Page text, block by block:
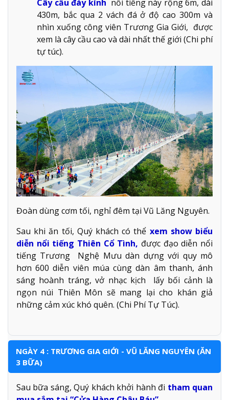
Cây cầu đáy kính nổi tiếng này rộng 6m, dài
430m, bắc qua 2 vách đá ở độ cao 300m và
nhìn xuống công viên Trương Gia Giới, được
xem là cây cầu cao và dài nhất thế giới (Chi phí
tự túc).
Đoàn dùng cơm tối, nghỉ đêm tại Vũ Lăng Nguyên.
Sau khi ăn tối, Quý khách có thể xem show biểu
diễn nổi tiếng Thiên Cổ Tình, được đạo diễn nổi
tiếng Trương Nghệ Mưu dàn dựng với quy mô
hơn 600 diễn viên múa cùng dàn âm thanh, ánh
sáng hoành tráng, vở nhạc kịch lấy bối cảnh là
ngọn núi Thiên Môn sẽ mang lại cho khán giả
những cảm xúc khó quên. (Chi Phí Tự Túc).
NGÀY 4 : TRƯƠNG GIA GIỚI - VŨ LĂNG NGUYÊN (ĂN
3 BỮA)
Sau bữa sáng, Quý khách khởi hành đi tham quan